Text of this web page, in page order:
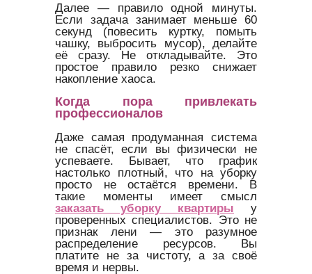
Далее — правило одной минуты.
Если задача занимает меньше 60
секунд (повесить куртку, помыть
чашку, выбросить мусор), делайте
её сразу. Не откладывайте. Это
простое правило резко снижает
накопление хаоса.
Когда пора привлекать
профессионалов
Даже самая продуманная система
не спасёт, если вы физически не
успеваете. Бывает, что график
настолько плотный, что на уборку
просто не остаётся времени. В
такие моменты имеет смысл
заказать уборку квартиры у
проверенных специалистов. Это не
признак лени — это разумное
распределение ресурсов. Вы
платите не за чистоту, а за своё
время и нервы.